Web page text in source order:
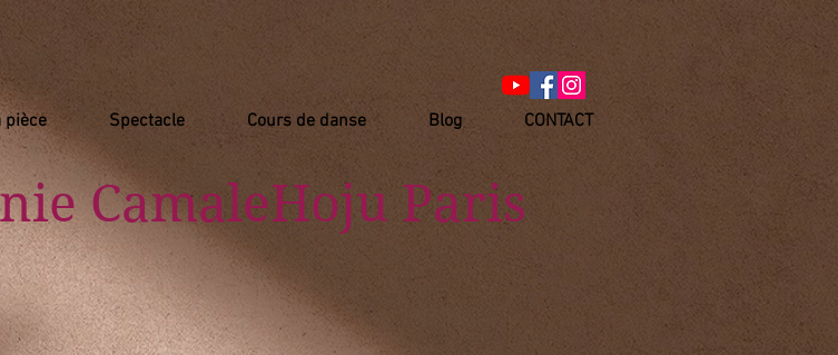
pièce Spectacle Cours de danse Blog CONTACT
​ CamaleHoju Paris